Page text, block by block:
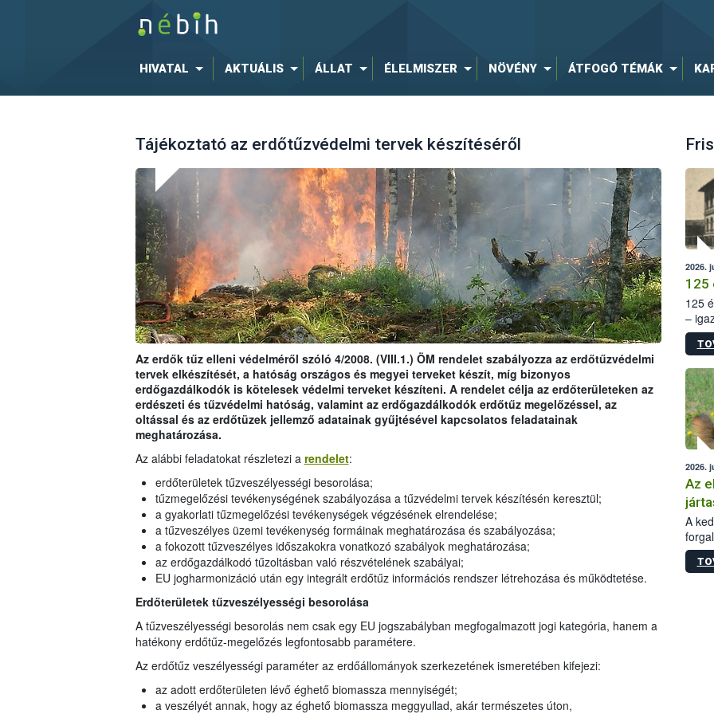
HIVATAL AKTUÁLIS ÁLLAT ÉLELMISZER NÖVÉNY ÁTFOGÓ TÉMÁK
Tájékoztató az erdőtűzvédelmi tervek készítéséről
Az erdők tűz elleni védelméről szóló 4/2008. (VIII.1.) ÖM rendelet szabályozza az erdőtűzvédelmi
tervek elkészítését, a hatóság országos és megyei terveket készít, míg bizonyos
erdőgazdálkodók is kötelesek védelmi terveket készíteni. A rendelet célja az erdőterületeken az
erdészeti és tűzvédelmi hatóság, valamint az erdőgazdálkodók erdőtűz megelőzéssel, az
oltással és az erdőtüzek jellemző adatainak gyűjtésével kapcsolatos feladatainak
meghatározása.
Az alábbi feladatokat részletezi a rendelet:
erdőterületek tűzveszélyességi besorolása;
tűzmegelőzési tevékenységének szabályozása a tűzvédelmi tervek készítésén keresztül;
a gyakorlati tűzmegelőzési tevékenységek végzésének elrendelése;
a tűzveszélyes üzemi tevékenység formáinak meghatározása és szabályozása;
a fokozott tűzveszélyes időszakokra vonatkozó szabályok meghatározása;
az erdőgazdálkodó tűzoltásban való részvételének szabályai;
EU jogharmonizáció után egy integrált erdőtűz információs rendszer létrehozása és működtetése.
Erdőterületek tűzveszélyességi besorolása
A tűzveszélyességi besorolás nem csak egy EU jogszabályban megfogalmazott jogi kategória, hanem a
hatékony erdőtűz-megelőzés legfontosabb paramétere.
Az erdőtűz veszélyességi paraméter az erdőállományok szerkezetének ismeretében kifejezi:
az adott erdőterületen lévő éghető biomassza mennyiségét;
a veszélyét annak, hogy az éghető biomassza meggyullad, akár természetes úton,
2026.
125
125
–
15.
2026.
Az
A